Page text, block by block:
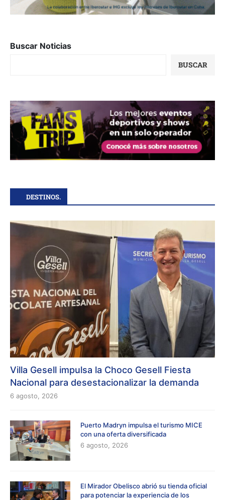
Buscar Noticias
BUSCAR
DESTINOS.
Villa Gesell impulsa la Choco Gesell Fiesta
Nacional para desestacionalizar la demanda
6 agosto, 2026
Puerto Madryn impulsa el turismo MICE
con una oferta diversificada
6 agosto, 2026
El Mirador Obelisco abrió su tienda oficial
para potenciar la experiencia de los